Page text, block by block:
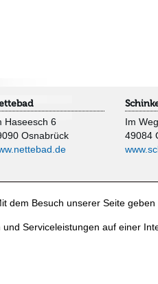
Haseesch 6
Osnabrück
Im
49084
Besuch unserer Seite
Serviceleistungen auf einer